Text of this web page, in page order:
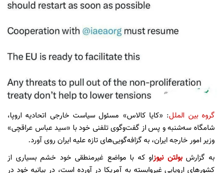
گروه بین الملل: «کایا کالاس» مسئول سیاست خارجی اتحادیه اروپا،
شامگاه سه‌شنبه و پس از گفت‌وگوی تلفنی خود با «سید عباس عراقچی»
وزیر امور خارجه ایران، به گزافه‌گویی‌های تازه علیه ایران روی آورد.
به گزارشبولتن نیوزاو که با مواضع غیرمنطقی خود خشم بسیاری از
کشورهای اروپایی غیروابسته به آمریکا در آورده است، در بیانیه خود در